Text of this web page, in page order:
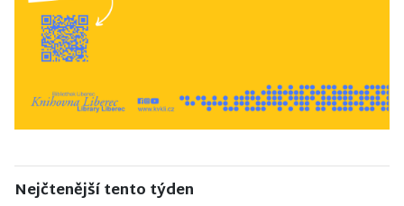
Nejčtenější tento týden